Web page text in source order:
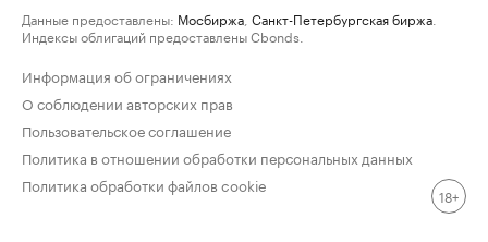
Данные предоставлены: Мосбиржа Санкт-Петербургская биржа
Индексы облигаций предоставлены Cbonds.
Информация об ограничениях
О соблюдении авторских прав
Пользовательское соглашение
Политика в отношении обработки персональных данных
Политика обработки файлов cookie
18+